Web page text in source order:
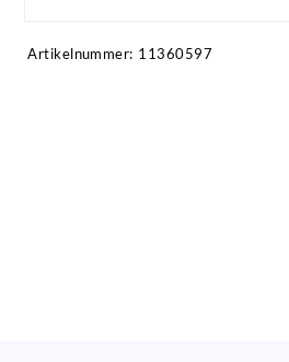
Artikelnummer: 11360597